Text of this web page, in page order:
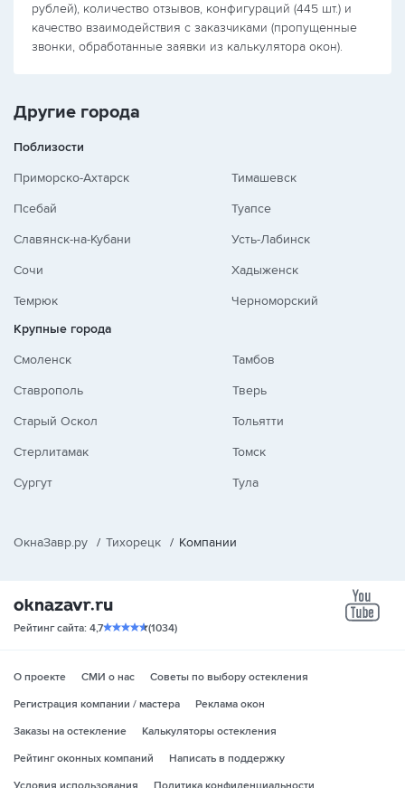
рублей), количество отзывов, конфигураций (445 шт.) и
качество взаимодействия с заказчиками (пропущенные
звонки, обработанные заявки из калькулятора окон).
Другие города
Поблизости
Приморско-Ахтарск
Псебай
Славянск-на-Кубани
Сочи
Темрюк
Тимашевск
Туапсе
Усть-Лабинск
Хадыженск
Черноморский
Крупные города
Смоленск
Ставрополь
Старый Оскол
Стерлитамак
Сургут
Тамбов
Тверь
Тольятти
Томск
Тула
ОкнаЗавр.ру / Тихорецк / Компании
Рейтинг сайта: 4,7 (1034)
О проекте СМИ о нас
Советы по выбору остекления
Регистрация компании / мастера
Реклама окон
Заказы на остекление
Калькуляторы остекления
Рейтинг оконных компаний
Написать в поддержку